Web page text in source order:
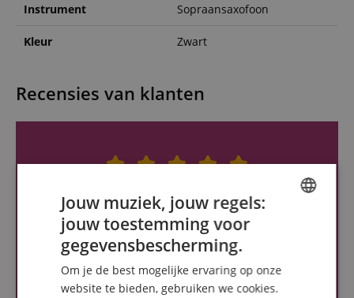
Instrument Sopraansaxofoon
Kleur Zwart
Recensies van klanten
Jouw muziek, jouw regels:
jouw toestemming voor
gegevensbescherming.
Om je de best mogelijke ervaring op onze
website te bieden, gebruiken we cookies.